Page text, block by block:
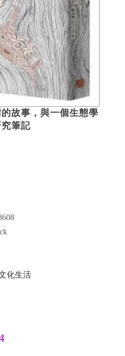
故事，與一個生態學
筆記
化生活